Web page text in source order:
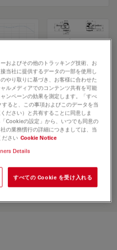
HC PL APO 93x/1,30
WHITE
and find the best fit for
およびその他のトラッキング技術、お
当社に提供するデータの一部を使用し
やり取りに基づき、お客様に合わせた
ルメディアでのコンテンツ共有を可能
ンペーンの効果を測定します。「すべ
ると、この事項およびこのデータを当
ださい）と共有することに同意しま
Cookieの設定」から、いつでも同意の
の業務慣行の詳細につきましては、当
ださい Cookie Notice
Details
すべての Cookie を受け入れる